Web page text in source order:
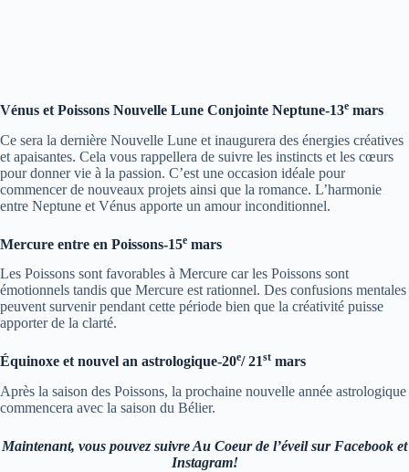
Vénus et Poissons Nouvelle Lune Conjointe Neptune-13e mars
Ce sera la dernière Nouvelle Lune et inaugurera des énergies créatives
et apaisantes. Cela vous rappellera de suivre les instincts et les cœurs
pour donner vie à la passion. C’est une occasion idéale pour
commencer de nouveaux projets ainsi que la romance. L’harmonie
entre Neptune et Vénus apporte un amour inconditionnel.
Mercure entre en Poissons-15e mars
Les Poissons sont favorables à Mercure car les Poissons sont
émotionnels tandis que Mercure est rationnel. Des confusions mentales
peuvent survenir pendant cette période bien que la créativité puisse
apporter de la clarté.
Équinoxe et nouvel an astrologique-20e/ 21st mars
Après la saison des Poissons, la prochaine nouvelle année astrologique
commencera avec la saison du Bélier.
Maintenant, vous pouvez suivre Au Coeur de l’éveil sur Facebook et
Instagram!